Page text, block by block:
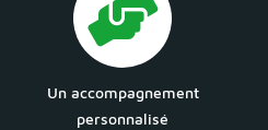
Un accompagnement
personnalisé